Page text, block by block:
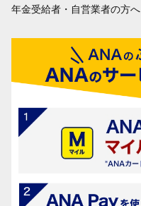
年金受給者・自営業者の方へ